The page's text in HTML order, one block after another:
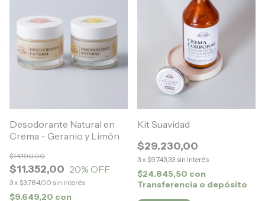
Desodorante Natural en
Crema - Geranio y Limón
$11.352,00
$14.190,00
20% OFF
3x $3.784,00 sin interés
$9.649,20 con
Kit Suavidad
$29.230,00
3x $9.743,33 sin interés
$24.845,50 con
Transferencia o depósito